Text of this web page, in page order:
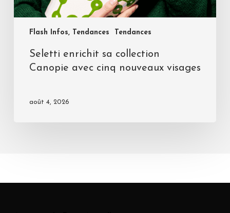
Flash Infos, Tendances Tendances
Seletti enrichit sa collection
Canopie avec cinq nouveaux visages
août 4, 2026